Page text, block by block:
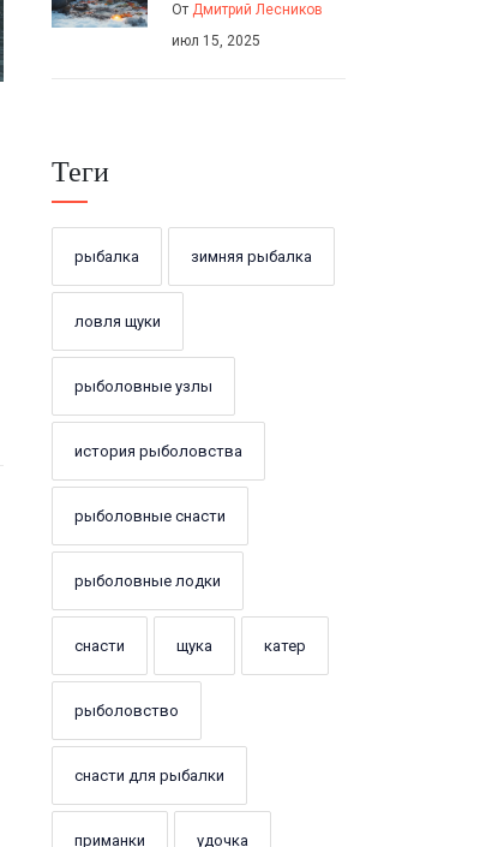
секреты улова
От Дмитрий Лесников
июл 15, 2025
Теги
рыбалка зимняя рыбалка
ловля щуки
рыболовные узлы
история рыболовства
рыболовные снасти
рыболовные лодки
снасти щука катер
рыболовство
снасти для рыбалки
приманки удочка